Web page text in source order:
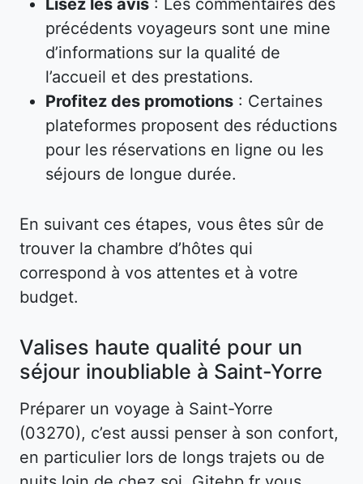
Lisez les avis : Les commentaires des
précédents voyageurs sont une mine
d’informations sur la qualité de
l’accueil et des prestations.
Profitez des promotions : Certaines
plateformes proposent des réductions
pour les réservations en ligne ou les
séjours de longue durée.
En suivant ces étapes, vous êtes sûr de
trouver la chambre d’hôtes qui
correspond à vos attentes et à votre
budget.
Valises haute qualité pour un
séjour inoubliable à Saint-Yorre
Préparer un voyage à Saint-Yorre
(03270), c’est aussi penser à son confort,
en particulier lors de longs trajets ou de